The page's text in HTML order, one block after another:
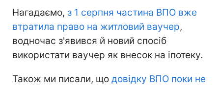
Нагадаємо, з 1 серпня частина ВПО вже
втратила право на житловий ваучер,
водночас з'явився й новий спосіб
використати ваучер як внесок на іпотеку.
Також ми писали, що довідку ВПО поки не